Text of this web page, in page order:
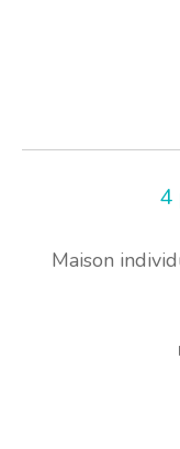
4
Maison